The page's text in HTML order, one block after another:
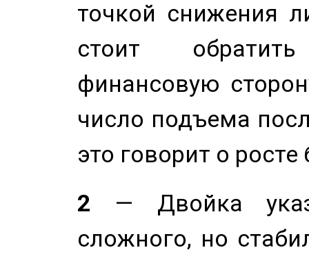
точкой снижения
стоит
финансовую
число подъема
это говорит о
2 — Двойка
сложного, но